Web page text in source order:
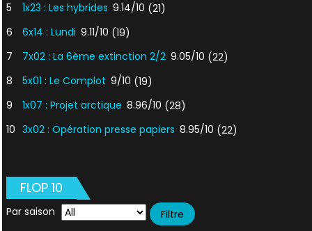
5
1x23 : Les hybrides 9.14/10 (21)
6
6x14 : Lundi 9.11/10 (19)
7
7x02 : La 6ème extinction 2/2 9.05/10 (22)
8
5x01 : Le Complot 9/10 (19)
9
1x07 : Projet arctique 8.96/10 (28)
10 3x02 : Opération presse papiers 8.95/10 (22)
FLOP 10
Par saison